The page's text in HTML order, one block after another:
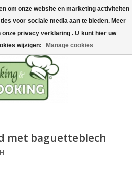
met baguetteblech
om onze website en marketing activiteiten
voor sociale media aan te bieden. Meer
privacy verklaring . U kunt hier uw
wijzigen:
Manage cookies